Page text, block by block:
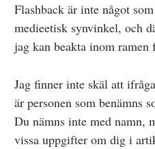
Flashback är inte något
medieetisk synvinkel, och
jag kan beakta inom ramen
Jag finner inte skäl att
är personen som benämns
Du nämns inte med namn,
vissa uppgifter om dig i